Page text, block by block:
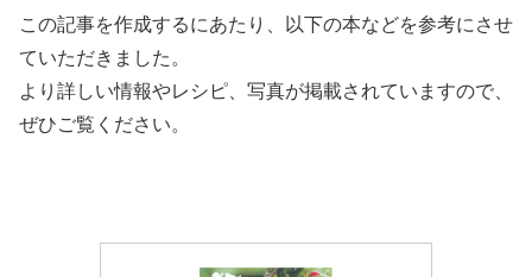
この記事を作成するにあたり、以下の本などを参考にさせ
ていただきました。
より詳しい情報やレシピ、写真が掲載されていますので、
ぜひご覧ください。